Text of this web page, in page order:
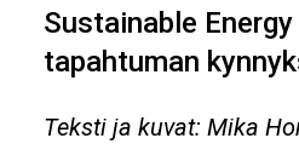
Sustainable
tapahtuman
Teksti ja kuvat: Mika